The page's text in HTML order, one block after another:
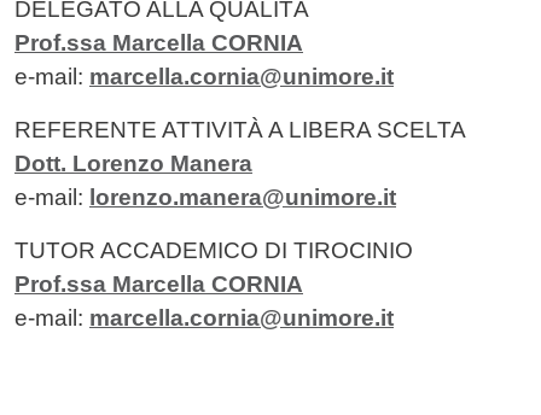
DELEGATO ALLA QUALITÀ
Prof.ssa Marcella CORNIA
e-mail: marcella.cornia@unimore.it
REFERENTE ATTIVITÀ A LIBERA SCELTA
Dott. Lorenzo Manera
e-mail: lorenzo.manera@unimore.it
TUTOR ACCADEMICO DI TIROCINIO
Prof.ssa Marcella CORNIA
e-mail: marcella.cornia@unimore.it